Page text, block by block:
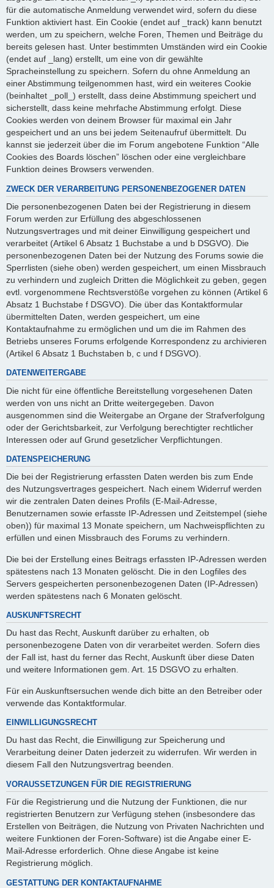
für die automatische Anmeldung verwendet wird, sofern du diese
Funktion aktiviert hast. Ein Cookie (endet auf _track) kann benutzt
werden, um zu speichern, welche Foren, Themen und Beiträge du
bereits gelesen hast. Unter bestimmten Umständen wird ein Cookie
(endet auf _lang) erstellt, um eine von dir gewählte
Spracheinstellung zu speichern. Sofern du ohne Anmeldung an
einer Abstimmung teilgenommen hast, wird ein weiteres Cookie
(beinhaltet _poll_) erstellt, dass deine Abstimmung speichert und
sicherstellt, dass keine mehrfache Abstimmung erfolgt. Diese
Cookies werden von deinem Browser für maximal ein Jahr
gespeichert und an uns bei jedem Seitenaufruf übermittelt. Du
kannst sie jederzeit über die im Forum angebotene Funktion “Alle
Cookies des Boards löschen” löschen oder eine vergleichbare
Funktion deines Browsers verwenden.
ZWECK DER VERARBEITUNG PERSONENBEZOGENER DATEN
Die personenbezogenen Daten bei der Registrierung in diesem
Forum werden zur Erfüllung des abgeschlossenen
Nutzungsvertrages und mit deiner Einwilligung gespeichert und
verarbeitet (Artikel 6 Absatz 1 Buchstabe a und b DSGVO). Die
personenbezogenen Daten bei der Nutzung des Forums sowie die
Sperrlisten (siehe oben) werden gespeichert, um einen Missbrauch
zu verhindern und zugleich Dritten die Möglichkeit zu geben, gegen
evtl. vorgenommene Rechtsverstöße vorgehen zu können (Artikel 6
Absatz 1 Buchstabe f DSGVO). Die über das Kontaktformular
übermittelten Daten, werden gespeichert, um eine
Kontaktaufnahme zu ermöglichen und um die im Rahmen des
Betriebs unseres Forums erfolgende Korrespondenz zu archivieren
(Artikel 6 Absatz 1 Buchstaben b, c und f DSGVO).
DATENWEITERGABE
Die nicht für eine öffentliche Bereitstellung vorgesehenen Daten
werden von uns nicht an Dritte weitergegeben. Davon
ausgenommen sind die Weitergabe an Organe der Strafverfolgung
oder der Gerichtsbarkeit, zur Verfolgung berechtigter rechtlicher
Interessen oder auf Grund gesetzlicher Verpflichtungen.
DATENSPEICHERUNG
Die bei der Registrierung erfassten Daten werden bis zum Ende
des Nutzungsvertrages gespeichert. Nach einem Widerruf werden
wir die zentralen Daten deines Profils (E-Mail-Adresse,
Benutzernamen sowie erfasste IP-Adressen und Zeitstempel (siehe
oben)) für maximal 13 Monate speichern, um Nachweispflichten zu
erfüllen und einen Missbrauch des Forums zu verhindern.
Die bei der Erstellung eines Beitrags erfassten IP-Adressen werden
spätestens nach 13 Monaten gelöscht. Die in den Logfiles des
Servers gespeicherten personenbezogenen Daten (IP-Adressen)
werden spätestens nach 6 Monaten gelöscht.
AUSKUNFTSRECHT
Du hast das Recht, Auskunft darüber zu erhalten, ob
personenbezogene Daten von dir verarbeitet werden. Sofern dies
der Fall ist, hast du ferner das Recht, Auskunft über diese Daten
und weitere Informationen gem. Art. 15 DSGVO zu erhalten.
Für ein Auskunftsersuchen wende dich bitte an den Betreiber oder
verwende das Kontaktformular.
EINWILLIGUNGSRECHT
Du hast das Recht, die Einwilligung zur Speicherung und
Verarbeitung deiner Daten jederzeit zu widerrufen. Wir werden in
diesem Fall den Nutzungsvertrag beenden.
VORAUSSETZUNGEN FÜR DIE REGISTRIERUNG
Für die Registrierung und die Nutzung der Funktionen, die nur
registrierten Benutzern zur Verfügung stehen (insbesondere das
Erstellen von Beiträgen, die Nutzung von Privaten Nachrichten und
weitere Funktionen der Foren-Software) ist die Angabe einer E-
Mail-Adresse erforderlich. Ohne diese Angabe ist keine
Registrierung möglich.
GESTATTUNG DER KONTAKTAUFNAHME